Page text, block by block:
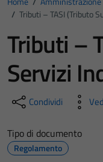
/ Tributi – TASI (Tributo
Tributi –
Servizi
Condividi
Tipo di documento
Regolamento